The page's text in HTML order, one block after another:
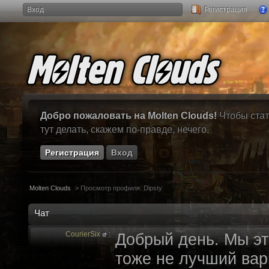
Вход Регистрация
Добро пожаловать на Molten Clouds! Чтобы
тут делать, скажем по-правде, нечего.
Регистрация Вход
Molten Clouds > Просмотр профиля: Dipsty
Чат
CourierSix : Добрый день. Мы
тоже не лучший